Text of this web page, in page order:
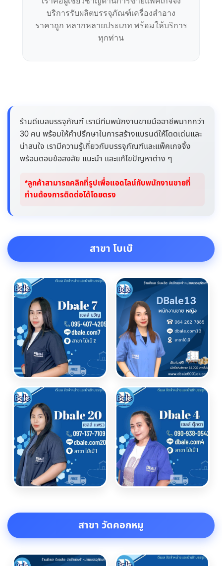
บริการรับผลิตบรรจุภัณฑ์เครื่องสำอาง
ราคาถูก หลากหลายประเภท พร้อมให้บริการ
ทุกท่าน
ร้านดีเบลบรรจุภัณฑ์ เรามีทีมพนักงานขายมืออาชีพมากกว่า
30 คน พร้อมให้คำปรึกษาในการสร้างแบรนด์ให้โดดเด่นและ
น่าสนใจ เรามีความรู้เกี่ยวกับบรรจุภัณฑ์และแพ็คเกจจิ้ง
พร้อมตอบข้อสงสัย แนะนำ และแก้ไขปัญหาต่าง ๆ
*ลูกค้าสามารถคลิกที่รูปเพื่อแอดไลน์กับพนักงานขายที่
ท่านต้องการติดต่อได้โดยตรง
สาขา โบเบ๊
สาขา วัดคอกหมู